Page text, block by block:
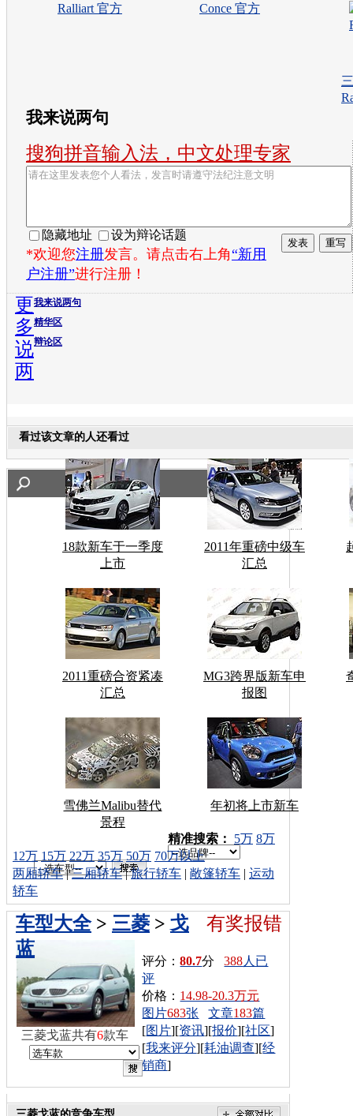
Ralliart 官方
Conce 官方
我来说两句
搜狗拼音输入法，中文处理专家
隐藏地址 设为辩论话题
*欢迎您注册发言。请点击右上角“新用
户注册”进行注册！
我来说两句
精华区
辩论区
更
多
说
两
看过该文章的人还看过
18款新车于一季度
上市
2011年重磅中级车
汇总
2011重磅合资紧凑
汇总
MG3跨界版新车申
报图
雪佛兰Malibu替代
景程
年初将上市新车
车型搜索：
精准搜索： 5万 8万
12万 15万 22万 35万 50万 70万以上
两厢轿车|三厢轿车|旅行轿车 | 敞篷轿车 | 运动
轿车
有奖报错
车型大全> 三菱 > 戈
蓝
评分：80.7分388人已
评
价格： 14.98-20.3万元
图片683张 文章183篇
[图片][资讯][报价][社区]
[我来评分][耗油调查][经
销商]
三菱戈蓝共有6款车